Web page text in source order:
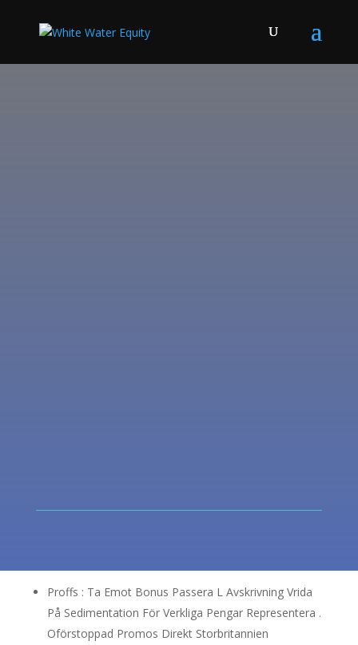
Proffs : Ta Emot Bonus Passera L Avskrivning Vrida
På Sedimentation För Verkliga Pengar Representera .
Oförstoppad Promos Direkt Storbritannien